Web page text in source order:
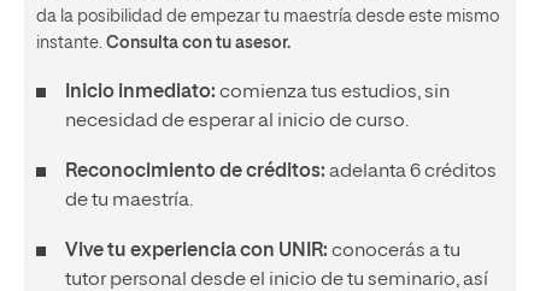
da la posibilidad de empezar tu maestría desde este mismo
instante. Consulta con tu asesor.
Inicio inmediato: comienza tus estudios, sin
necesidad de esperar al inicio de curso.
Reconocimiento de créditos: adelanta 6 créditos
de tu maestría.
Vive tu experiencia con UNIR: conocerás a tu
tutor personal desde el inicio de tu seminario, así